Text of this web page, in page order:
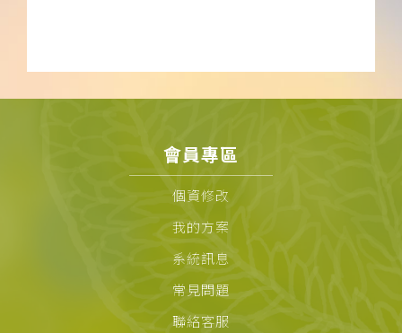
會員專區
個資修改
我的方案
系統訊息
常見問題
聯絡客服